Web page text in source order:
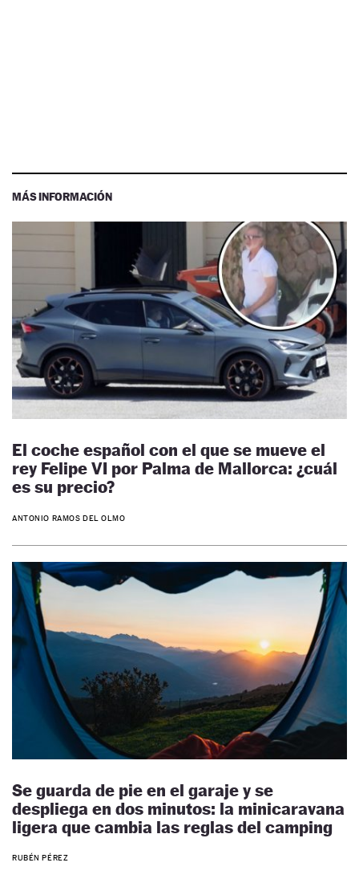
MÁS INFORMACIÓN
El coche español con el que se mueve el
rey Felipe VI por Palma de Mallorca: ¿cuál
es su precio?
ANTONIO RAMOS DEL OLMO
Se guarda de pie en el garaje y se
despliega en dos minutos: la minicaravana
ligera que cambia las reglas del camping
RUBÉN PÉREZ